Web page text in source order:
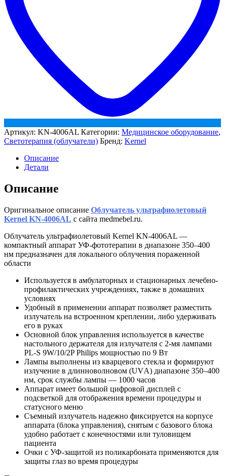
Артикул: KN-4006AL Категории: Медицинское оборудование,
Светотерапия (облучатели) Бренд: Kernel
Описание
Детали
Описание
Оригинальное описание Облучатель ультрафиолетовый
Kernel KN-4006AL с сайта medmebel.ru.
Облучатель ультрафиолетовый Kernel KN-4006AL —
компактный аппарат УФ-фототерапии в диапазоне 350–400
нм предназначен для локального облучения пораженной
области
Используется в амбулаторных и стационарных лечебно-
профилактических учреждениях, также в домашних
условиях
Удобный в применении аппарат позволяет разместить
излучатель на встроенном креплении, либо удерживать
его в руках
Основной блок управления используется в качестве
настольного держателя для излучателя с 2-мя лампами
PL-S 9W/10/2P Philips мощностью по 9 Вт
Лампы выполнены из кварцевого стекла и формируют
излучение в длинноволновом (UVА) диапазоне 350–400
нм, срок службы лампы — 1000 часов
Аппарат имеет большой цифровой дисплей с
подсветкой для отображения времени процедуры и
статусного меню
Съемный излучатель надежно фиксируется на корпусе
аппарата (блока управления), снятым с базового блока
удобно работает с конечностями или туловищем
пациента
Очки с УФ-защитой из поликарбоната применяются для
защиты глаз во время процедуры